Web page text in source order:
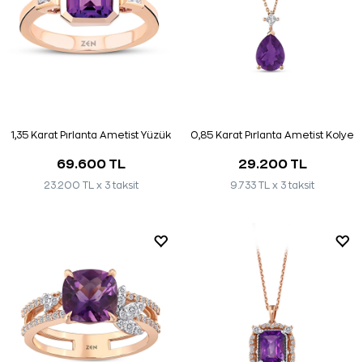
1,35 Karat Pırlanta Ametist Yüzük
69.600 TL
23.200 TL x 3 taksit
0,85 Karat Pırlanta Ametist Kolye
29.200 TL
9.733 TL x 3 taksit